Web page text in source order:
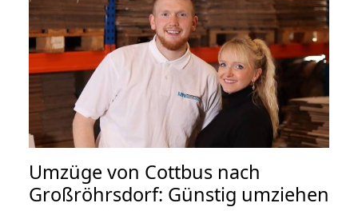
Umzüge von Cottbus nach
Großröhrsdorf: Günstig umziehen